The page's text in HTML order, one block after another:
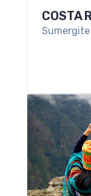
COSTA